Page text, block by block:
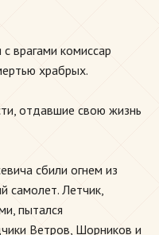
врагами комиссар
храбрых.
отдавшие свою жизнь
сбили огнем из
самолет. Летчик,
пытался
Ветров, Шорников и